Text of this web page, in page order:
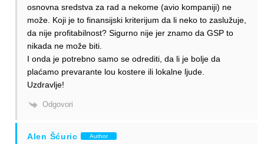
osnovna sredstva za rad a nekome (avio kompaniji) ne
može. Koji je to finansijski kriterijum da li neko to zaslužuje,
da nije profitabilnost? Sigurno nije jer znamo da GSP to
nikada ne može biti.
I onda je potrebno samo se odrediti, da li je bolje da
plaćamo prevarante lou kostere ili lokalne ljude.
Uzdravlje!
Odgovori
Alen Šćuric Author